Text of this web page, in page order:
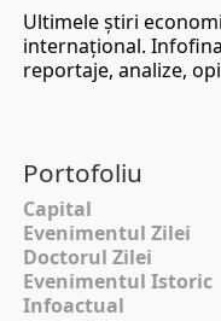
Ultimele ştiri
internaţional.
reportaje, analize,
Portofoliu
Capital
Evenimentul Zilei
Doctorul Zilei
Evenimentul Istoric
Infoactual